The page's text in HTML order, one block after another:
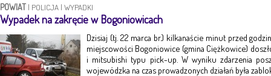
POWIAT | POLICJA | WYPADKI
Wypadek na zakręcie w Bogoniowicach
Dzisiaj (tj. 22 marca br.) kilkanaście minut przed
miejscowości Bogoniowice (gmina Ciężkowice)
i mitsubishi typu pick-up. W wyniku zdarzenia
wojewódzka na czas prowadzonych działań była